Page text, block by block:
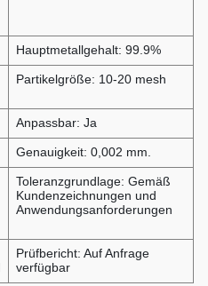
Hauptmetallgehalt: 99.9%
Partikelgröße: 10-20 mesh
Anpassbar: Ja
Genauigkeit: 0,002 mm.
Toleranzgrundlage: Gemäß
Kundenzeichnungen und
Anwendungsanforderungen
Prüfbericht: Auf Anfrage
verfügbar